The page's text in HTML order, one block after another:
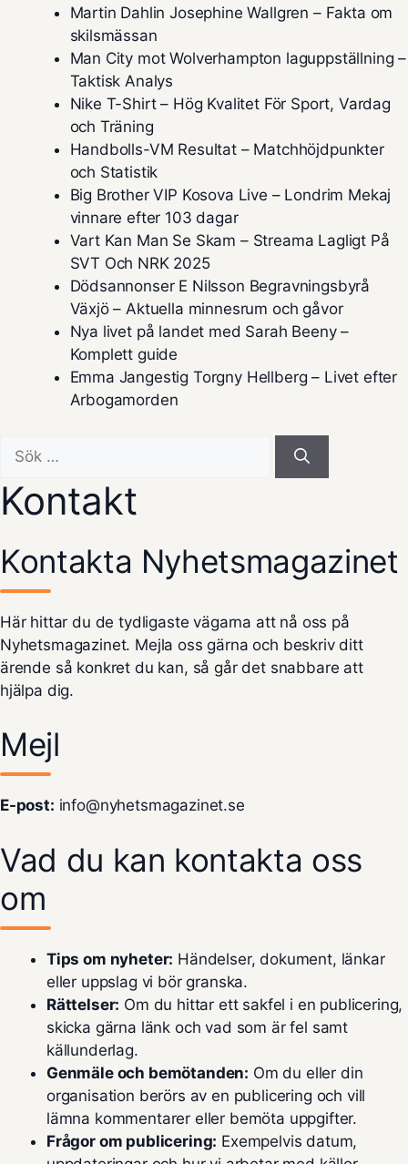
Martin Dahlin Josephine Wallgren – Fakta om
skilsmässan
Man City mot Wolverhampton laguppställning –
Taktisk Analys
Nike T-Shirt – Hög Kvalitet För Sport, Vardag
och Träning
Handbolls-VM Resultat – Matchhöjdpunkter
och Statistik
Big Brother VIP Kosova Live – Londrim Mekaj
vinnare efter 103 dagar
Vart Kan Man Se Skam – Streama Lagligt På
SVT Och NRK 2025
Dödsannonser E Nilsson Begravningsbyrå
Växjö – Aktuella minnesrum och gåvor
Nya livet på landet med Sarah Beeny –
Komplett guide
Emma Jangestig Torgny Hellberg – Livet efter
Arbogamorden
efter:
Kontakt
Kontakta Nyhetsmagazinet
Här hittar du de tydligaste vägarna att nå oss på
Nyhetsmagazinet. Mejla oss gärna och beskriv ditt
ärende så konkret du kan, så går det snabbare att
hjälpa dig.
Mejl
E-post: info@nyhetsmagazinet.se
Vad du kan kontakta oss
om
Tips om nyheter: Händelser, dokument, länkar
eller uppslag vi bör granska.
Rättelser: Om du hittar ett sakfel i en publicering,
skicka gärna länk och vad som är fel samt
källunderlag.
Genmäle och bemötanden: Om du eller din
organisation berörs av en publicering och vill
lämna kommentarer eller bemöta uppgifter.
Frågor om publicering: Exempelvis datum,